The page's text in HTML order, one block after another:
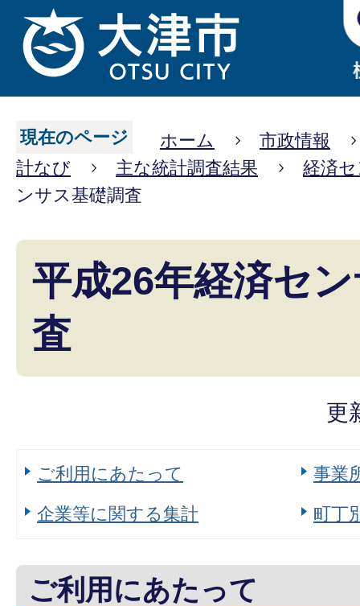
現在のページ ホーム
市政情報
計なび
主な統計調査結果
経済
ンサス基礎調査
平成26年経済セ
査
更
ご利用にあたって
事業
企業等に関する集計
町丁
ご利用にあたって